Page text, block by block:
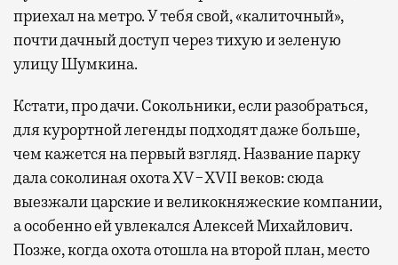
приехал на метро. У тебя свой, «калиточный»,
почти дачный доступ через тихую и зеленую
улицу Шумкина.
Кстати, про дачи. Сокольники, если разобраться,
для курортной легенды подходят даже больше,
чем кажется на первый взгляд. Название парку
дала соколиная охота XV−XVII веков: сюда
выезжали царские и великокняжеские компании,
а особенно ей увлекался Алексей Михайлович.
Позже, когда охота отошла на второй план, место